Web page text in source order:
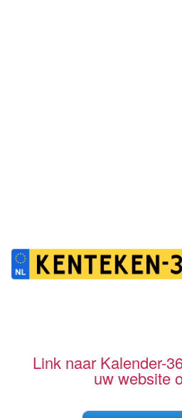
Link naar Kalender-
uw website